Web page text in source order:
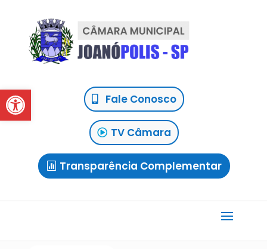
Abrir a barra de ferramentasFale Conosco
TV Câmara
Transparência Complementar